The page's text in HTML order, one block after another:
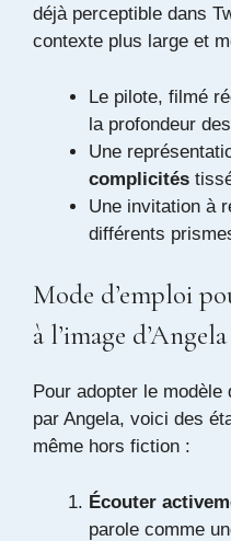
déjà perceptible dans
contexte plus large et
Le pilote, filmé
la profondeur
Une
complicités
Une invitation à
différents
Mode d’emploi
à l’image
Pour adopter le modèle
par Angela, voici des
même hors fiction :
Écouter
parole comme